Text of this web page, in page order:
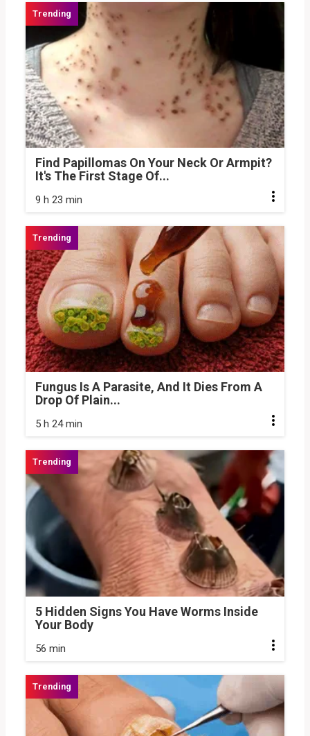
Find Papillomas On Your Neck Or Armpit?
It's The First Stage Of...
9 h 23 min
Fungus Is A Parasite, And It Dies From A
Drop Of Plain...
5 h 24 min
5 Hidden Signs You Have Worms Inside
Your Body
56 min